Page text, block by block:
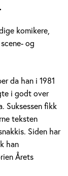
komikere,
og
da han i 1981
i godt over
Suksessen fikk
teksten
Siden har
han
Årets